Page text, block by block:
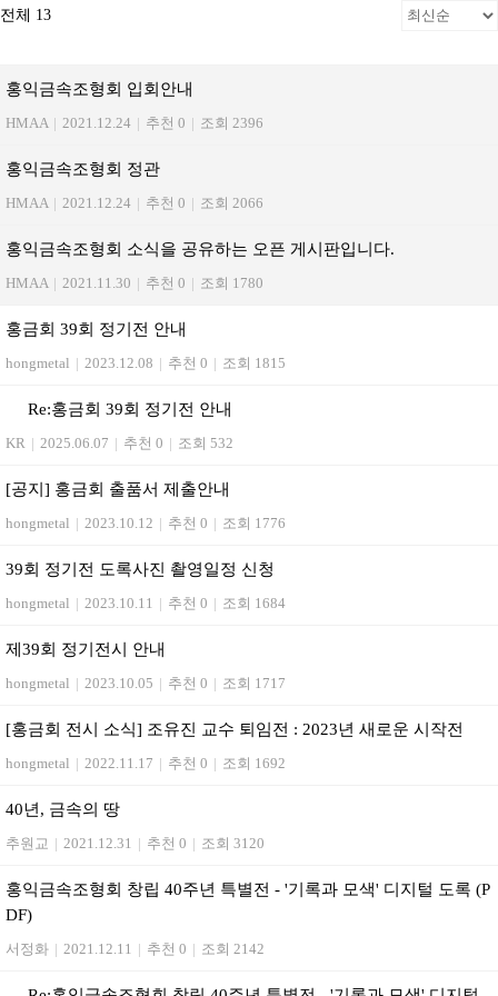
전체 13
홍익금속조형회 입회안내
HMAA | 2021.12.24 | 추천 0 | 조회 2396
홍익금속조형회 정관
HMAA | 2021.12.24 | 추천 0 | 조회 2066
홍익금속조형회 소식을 공유하는 오픈 게시판입니다.
HMAA | 2021.11.30 | 추천 0 | 조회 1780
홍금회 39회 정기전 안내
hongmetal | 2023.12.08 | 추천 0 | 조회 1815
Re:홍금회 39회 정기전 안내
KR | 2025.06.07 | 추천 0 | 조회 532
[공지] 홍금회 출품서 제출안내
hongmetal | 2023.10.12 | 추천 0 | 조회 1776
39회 정기전 도록사진 촬영일정 신청
hongmetal | 2023.10.11 | 추천 0 | 조회 1684
제39회 정기전시 안내
hongmetal | 2023.10.05 | 추천 0 | 조회 1717
[홍금회 전시 소식] 조유진 교수 퇴임전 : 2023년 새로운 시작전
hongmetal | 2022.11.17 | 추천 0 | 조회 1692
40년, 금속의 땅
추원교 | 2021.12.31 | 추천 0 | 조회 3120
홍익금속조형회 창립 40주년 특별전 - '기록과 모색' 디지털 도록 (P
DF)
서정화 | 2021.12.11 | 추천 0 | 조회 2142